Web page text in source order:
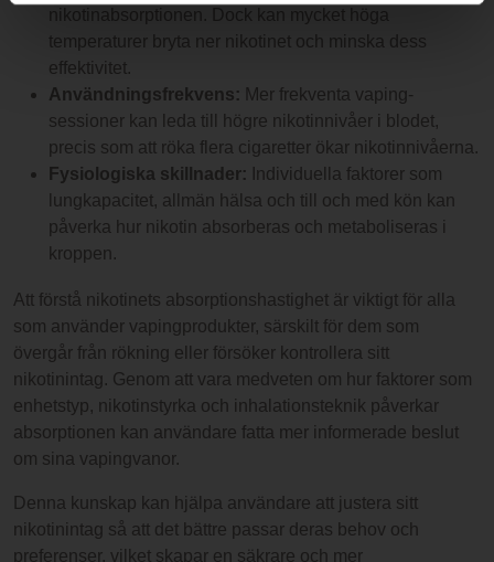
nikotinabsorptionen. Dock kan mycket höga
temperaturer bryta ner nikotinet och minska dess
effektivitet.
Användningsfrekvens: Mer frekventa vaping-
sessioner kan leda till högre nikotinnivåer i blodet,
precis som att röka flera cigaretter ökar nikotinnivåerna.
Fysiologiska skillnader:
Individuella faktorer som
lungkapacitet, allmän hälsa och till och med kön kan
påverka hur nikotin absorberas och metaboliseras i
kroppen.
Att förstå nikotinets absorptionshastighet är viktigt för alla
som använder vapingprodukter, särskilt för dem som
övergår från rökning eller försöker kontrollera sitt
nikotinintag. Genom att vara medveten om hur faktorer som
enhetstyp, nikotinstyrka och inhalationsteknik påverkar
absorptionen kan användare fatta mer informerade beslut
om sina vapingvanor.
Denna kunskap kan hjälpa användare att justera sitt
nikotinintag så att det bättre passar deras behov och
preferenser, vilket skapar en säkrare och mer